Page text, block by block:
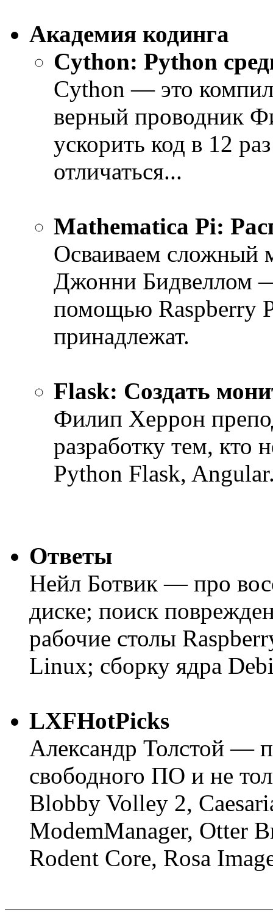
Академия кодинга
Cython: Python
Cython — это
верный проводник
ускорить код в 12
отличаться...
Mathematica Pi:
Осваиваем сложный
Джонни Бидвеллом —
помощью Raspberry
принадлежат.
Flask: Создать
Филип Херрон
разработку тем, кто
Python Flask,
Ответы
Нейл Ботвик — про
диске; поиск
рабочие столы
Linux; сборку ядра
LXFHotPicks
Александр Толстой —
свободного ПО и не
Blobby Volley 2,
ModemManager, Otter
Rodent Core, Rosa